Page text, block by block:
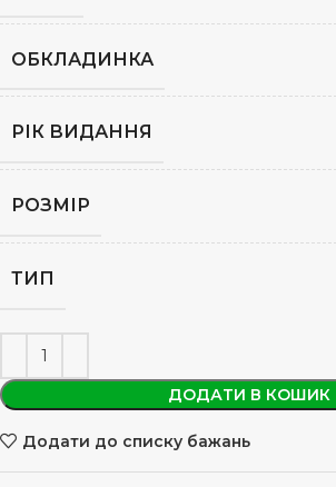
ОБКЛАДИНКА
РІК ВИДАННЯ
РОЗМІР
ТИП
ДОДАТИ В КОШИК
Додати до списку бажань